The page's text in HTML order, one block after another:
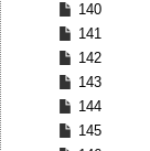
140
141
142
143
144
145